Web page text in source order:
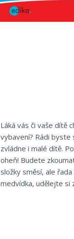
Láká vás či vaše dítě
vybavení? Rádi
zvládne i malé dítě.
oheň! Budete
složky směsí, ale
medvídka, udělejte si